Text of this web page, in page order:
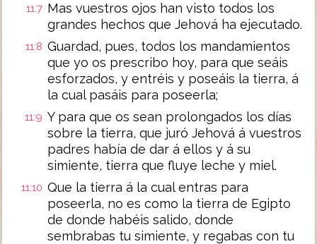
11:7 Mas vuestros ojos han visto todos los
grandes hechos que Jehová ha ejecutado.
11:8 Guardad, pues, todos los mandamientos
que yo os prescribo hoy, para que seáis
esforzados, y entréis y poseáis la tierra, á
la cual pasáis para poseerla;
11:9 Y para que os sean prolongados los días
sobre la tierra, que juró Jehová á vuestros
padres había de dar á ellos y á su
simiente, tierra que fluye leche y miel.
11:10 Que la tierra á la cual entras para
poseerla, no es como la tierra de Egipto
de donde habéis salido, donde
sembrabas tu simiente, y regabas con tu